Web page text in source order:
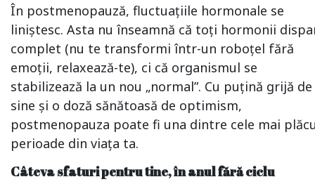
În postmenopauză, fluctuațiile hormonale se
liniștesc. Asta nu înseamnă că toți hormonii
complet (nu te transformi într-un roboțel fără
emoții, relaxează-te), ci că organismul se
stabilizează la un nou „normal”. Cu puțină grijă de
sine și o doză sănătoasă de optimism,
postmenopauza poate fi una dintre cele mai
perioade din viața ta.
Câteva sfaturi pentru tine, în anul fără ciclu